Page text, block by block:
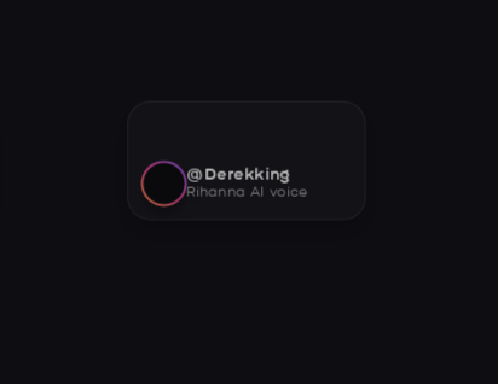
@Derekking
Rihanna AI voice